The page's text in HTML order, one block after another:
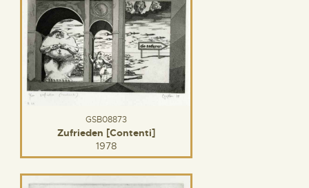
GSB08873
Zufrieden [Contenti]
1978